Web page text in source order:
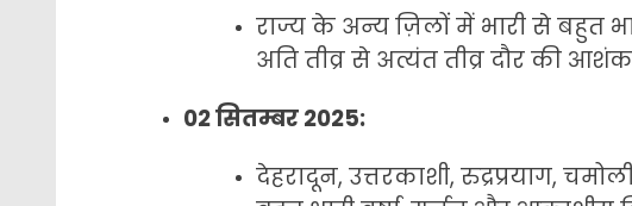
राज्य के अन्य ज़िलों में भारी से बहुत
अति तीव्र से अत्यंत तीव्र दौर की
02 सितम्बर 2025:
देहरादून, उत्तरकाशी, रुद्रप्रयाग,